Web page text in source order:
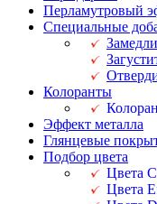
Перламутровый
Специальные
Колоранты
Эффект металла
Глянцевые
Подбор цвета
Цвета
Цвета